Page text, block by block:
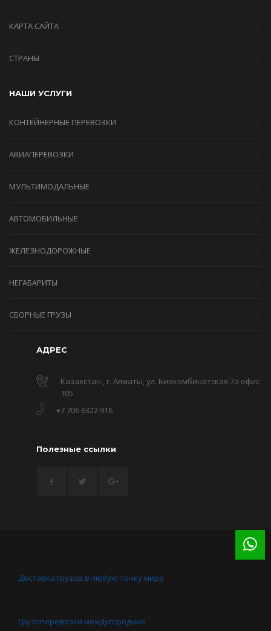
КАРТА САЙТА
СТРАНЫ
НАШИ УСЛУГИ
КОНТЕЙНЕРНЫЕ ПЕРЕВОЗКИ
АВИАПЕРЕВОЗКИ
МУЛЬТИМОДАЛЬНЫЕ
АВТОМОБИЛЬНЫЕ
ЖЕЛЕЗНОДОРОЖНЫЕ
НЕГАБАРИТЫ
СБОРНЫЕ ГРУЗЫ
АДРЕС
Казахстан , г. Алматы, ул. Биокомбинатская 7а офис
105
+7 706 6322 916
Полезные ссылки
Доставка грузов в любую точку мира
Грузоперевозки междугородние